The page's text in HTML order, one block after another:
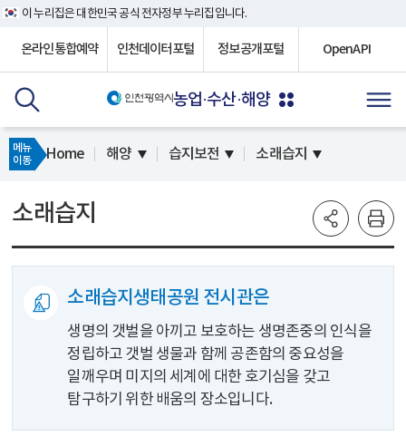
이 누리집은 대한민국 공식 전자정부 누리집입니다.
온라인통합예약 인천데이터포털 정보공개포털 OpenAPI
농업·수산·해양
메뉴
이동
Home 해양 습지보전 소래습지
소래습지
소래습지생태공원 전시관은
생명의 갯벌을 아끼고 보호하는 생명존중의 인식을
정립하고 갯벌 생물과 함께 공존함의 중요성을
일깨우며 미지의 세계에 대한 호기심을 갖고
탐구하기 위한 배움의 장소입니다.